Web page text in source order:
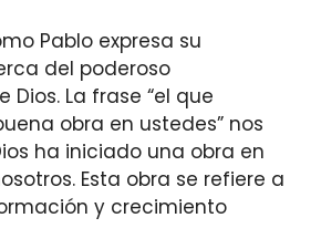
Pablo expresa su
del poderoso
Dios. La frase “el que
obra en ustedes” nos
ha iniciado una obra en
Esta obra se refiere a
y crecimiento